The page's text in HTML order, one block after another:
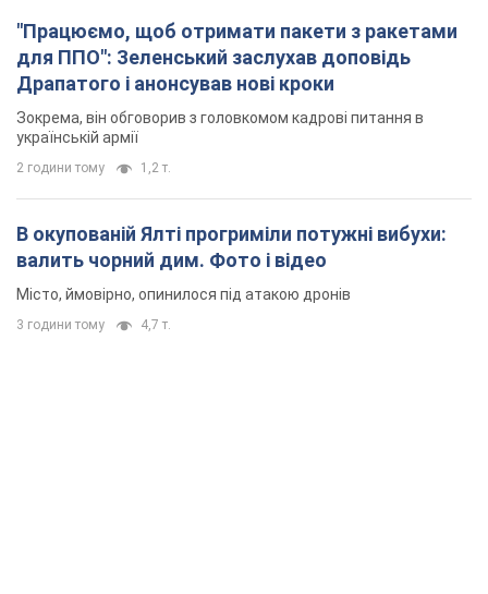
"Працюємо, щоб отримати пакети з ракетами
для ППО": Зеленський заслухав доповідь
Драпатого і анонсував нові кроки
Зокрема, він обговорив з головкомом кадрові питання в
українській армії
2 години тому 1,2 т.
В окупованій Ялті прогриміли потужні вибухи:
валить чорний дим. Фото і відео
Місто, ймовірно, опинилося під атакою дронів
3 години тому 4,7 т.